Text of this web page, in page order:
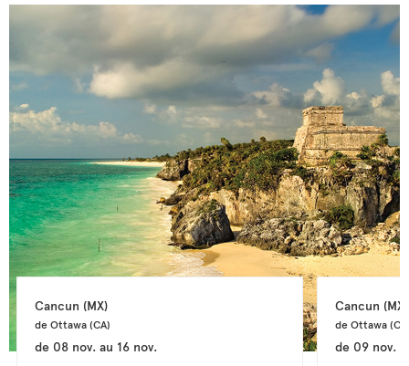
Cancun (MX)
de Ottawa (CA)
de 08 nov.au 16 nov.
Cancun (MX)
de Ottawa
de 09 nov.